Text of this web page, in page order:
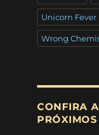
Unicorn Fever
Wrong
CONFIRA